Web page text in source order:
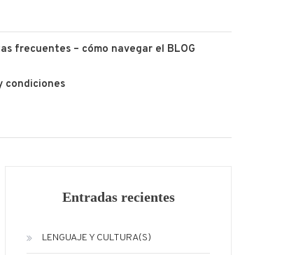
frecuentes – cómo navegar el BLOG
condiciones
Entradas recientes
LENGUAJE Y CULTURA(S)